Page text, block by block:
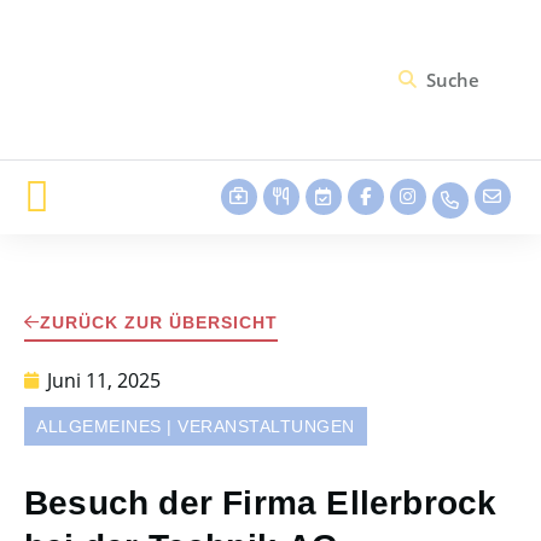
ZURÜCK ZUR ÜBERSICHT
Juni 11, 2025
ALLGEMEINES | VERANSTALTUNGEN
Besuch der Firma Ellerbrock